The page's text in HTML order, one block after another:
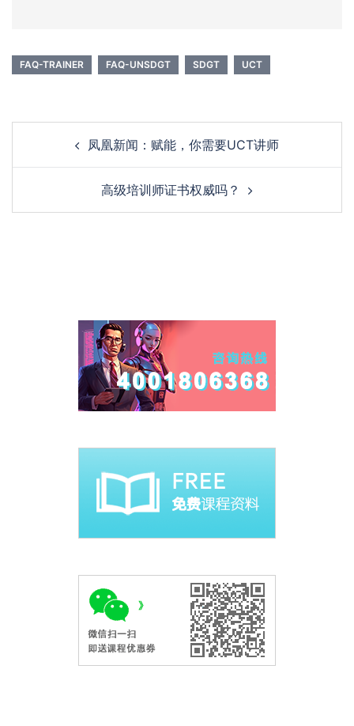
FAQ-TRAINER FAQ-UNSDGT SDGT UCT
navigation凤凰新闻：赋能，你需要UCT讲师
高级培训师证书权威吗？